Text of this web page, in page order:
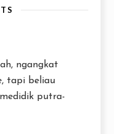
ngangkat
tapi beliau
putra-